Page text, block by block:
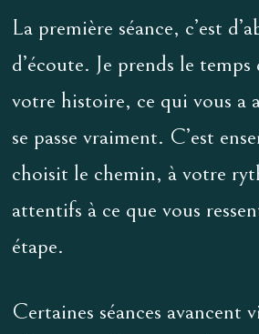
La première séance, c’est
d’écoute. Je prends le
votre histoire, ce qui vous a
se passe vraiment. C’est
choisit le chemin, à votre
attentifs à ce que vous
étape.
Certaines séances